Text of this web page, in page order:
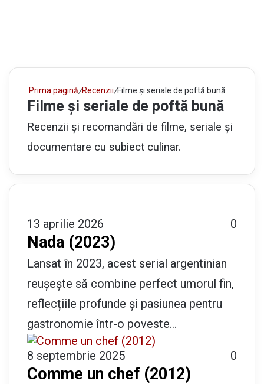
Prima pagină/Recenzii/Filme și seriale de poftă bună
Filme și seriale de poftă bună
Recenzii și recomandări de filme, seriale și
documentare cu subiect culinar.
13 aprilie 2026 0
Nada (2023)
Lansat în 2023, acest serial argentinian
reușește să combine perfect umorul fin,
reflecțiile profunde și pasiunea pentru
gastronomie într-o poveste…
8 septembrie 2025 0
Comme un chef (2012)